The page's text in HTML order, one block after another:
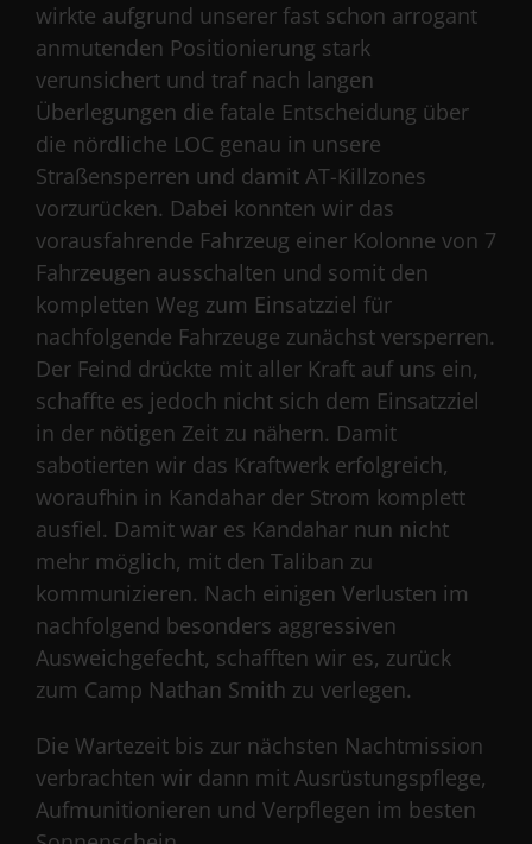
wirkte aufgrund unserer fast schon arrogant
anmutenden Positionierung stark
verunsichert und traf nach langen
Überlegungen die fatale Entscheidung über
die nördliche LOC genau in unsere
Straßensperren und damit AT-Killzones
vorzurücken. Dabei konnten wir das
vorausfahrende Fahrzeug einer Kolonne von 7
Fahrzeugen ausschalten und somit den
kompletten Weg zum Einsatzziel für
nachfolgende Fahrzeuge zunächst versperren.
Der Feind drückte mit aller Kraft auf uns ein,
schaffte es jedoch nicht sich dem Einsatzziel
in der nötigen Zeit zu nähern. Damit
sabotierten wir das Kraftwerk erfolgreich,
woraufhin in Kandahar der Strom komplett
ausfiel. Damit war es Kandahar nun nicht
mehr möglich, mit den Taliban zu
kommunizieren. Nach einigen Verlusten im
nachfolgend besonders aggressiven
Ausweichgefecht, schafften wir es, zurück
zum Camp Nathan Smith zu verlegen.
Die Wartezeit bis zur nächsten Nachtmission
verbrachten wir dann mit Ausrüstungspflege,
Aufmunitionieren und Verpflegen im besten